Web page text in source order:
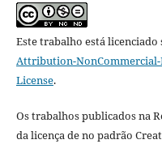
Este trabalho está licenciado
Attribution-
License.
Os trabalhos publicados na
da licença de no padrão